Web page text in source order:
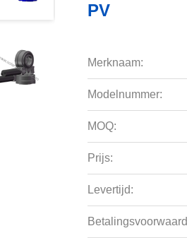
PV
Merknaam:
Modelnummer:
MOQ:
Prijs:
Levertijd: